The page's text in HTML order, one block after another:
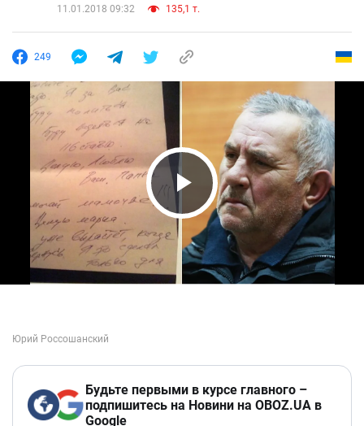
11.01.2018 09:32
135,1 т.
249
Play Video
Будьте первыми в курсе главного –
подпишитесь на Новини на OBOZ.UA в
Google